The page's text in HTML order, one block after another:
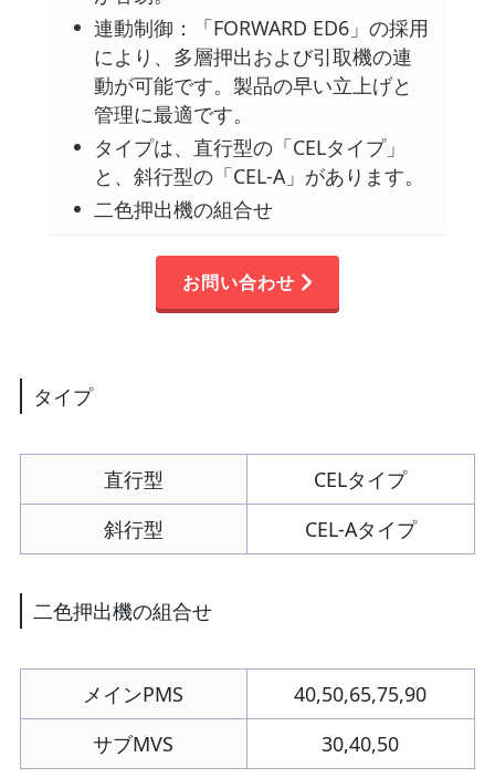
連動制御：「FORWARD ED6」の採用
により、多層押出および引取機の連
動が可能です。製品の早い立上げと
管理に最適です。
タイプは、直行型の「CELタイプ」
と、斜行型の「CEL-A」があります。
二色押出機の組合せ
お問い合わせ
タイプ
直行型
CELタイプ
斜行型
CEL-Aタイプ
二色押出機の組合せ
メインPMS
40,50,65,75,90
サブMVS
30,40,50